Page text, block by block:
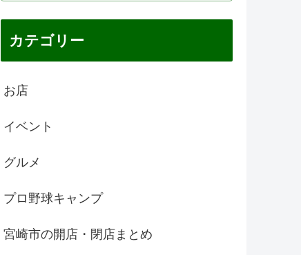
カテゴリー
お店
イベント
グルメ
プロ野球キャンプ
宮崎市の開店・閉店まとめ